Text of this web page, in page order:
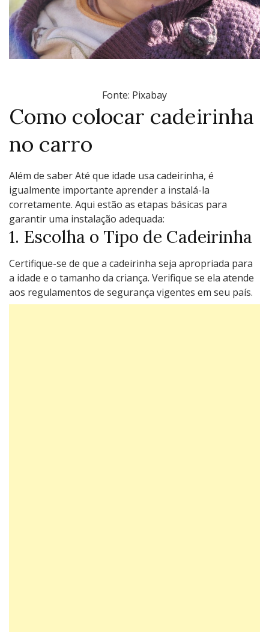
Fonte: Pixabay
Como colocar cadeirinha
no carro
Além de saber Até que idade usa cadeirinha, é
igualmente importante aprender a instalá-la
corretamente. Aqui estão as etapas básicas para
garantir uma instalação adequada:
1. Escolha o Tipo de Cadeirinha
Certifique-se de que a cadeirinha seja apropriada para
a idade e o tamanho da criança. Verifique se ela atende
aos regulamentos de segurança vigentes em seu país.